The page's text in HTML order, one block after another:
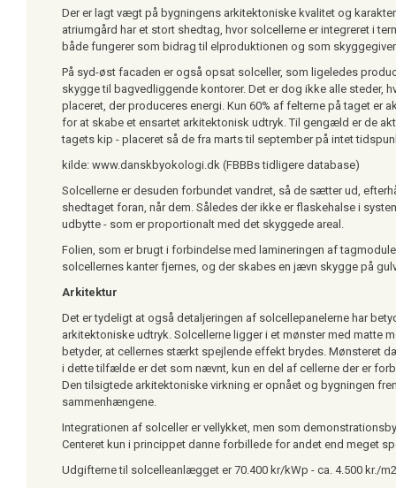
Der er lagt vægt på bygningens arkitektoniske kvalitet og
atriumgård har et stort shedtag, hvor solcellerne er integreret i
både fungerer som bidrag til elproduktionen og som
På syd-øst facaden er også opsat solceller, som ligeledes
skygge til bagvedliggende kontorer. Det er dog ikke alle steder,
placeret, der produceres energi. Kun 60% af felterne på taget er
for at skabe et ensartet arkitektonisk udtryk. Til gengæld er de
tagets kip - placeret så de fra marts til september på intet
kilde: www.danskbyokologi.dk (FBBBs tidligere database)
Solcellerne er desuden forbundet vandret, så de sætter ud,
shedtaget foran, når dem. Således der ikke er flaskehalse i
udbytte - som er proportionalt med det skyggede areal.
Folien, som er brugt i forbindelse med lamineringen af
solcellernes kanter fjernes, og der skabes en jævn skygge på
Arkitektur
Det er tydeligt at også detaljeringen af solcellepanelerne har
arkitektoniske udtryk. Solcellerne ligger i et mønster med matte
betyder, at cellernes stærkt spejlende effekt brydes. Mønsteret
i dette tilfælde er det som nævnt, kun en del af cellerne der er
Den tilsigtede arkitektoniske virkning er opnået og bygningen
sammenhængene.
Integrationen af solceller er vellykket, men som
Centeret kun i princippet danne forbillede for andet end meget
Udgifterne til solcelleanlægget er 70.400 kr/kWp - ca. 4.500 kr./m2